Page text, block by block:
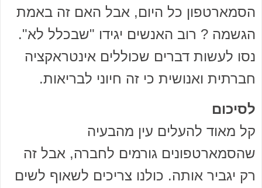
הסמארטפון כל היום, אבל האם זה באמת
הגשמה ? רוב האנשים יגידו "שבכלל לא".
נסו לעשות דברים שכוללים אינטראקציה
חברתית ואנושית כי זה חיוני לבריאות.
לסיכום
קל מאוד להעלים עין מהבעיה
שהסמארטפונים גורמים לחברה, אבל זה
רק יגביר אותה. כולנו צריכים לשאוף לשים